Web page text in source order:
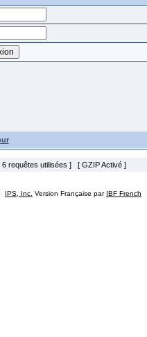
requêtes utilisées ] [ GZIP Activé ]
IPS, Inc. Version Française par IBF French